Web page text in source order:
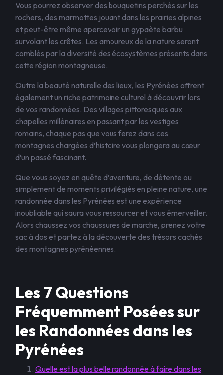
Vous pourrez observer des bouquetins perchés sur les
rochers, des marmottes jouant dans les prairies alpines
et peut-être même apercevoir un gypaète barbu
survolant les crêtes. Les amoureux de la nature seront
comblés par la diversité des écosystèmes présents dans
cette région montagneuse.
Outre la beauté naturelle des lieux, les Pyrénées offrent
également un riche patrimoine culturel à découvrir lors
de vos randonnées. Des villages pittoresques aux
chapelles millénaires en passant par les vestiges
romains, chaque pas que vous ferez dans ces
montagnes chargées d’histoire vous plongera au cœur
d’un passé fascinant.
Que vous soyez en quête d’aventure, de détente ou
simplement de moments privilégiés en pleine nature, une
randonnée dans les Pyrénées est une expérience
inoubliable qui saura vous ressourcer et vous émerveiller.
Alors chaussez vos chaussures de marche, prenez votre
sac à dos et partez à la découverte des trésors cachés
des montagnes pyrénéennes.
Les 7 Questions
Fréquemment Posées sur
les Randonnées dans les
Pyrénées
Quelle est la plus belle randonnée à faire dans les